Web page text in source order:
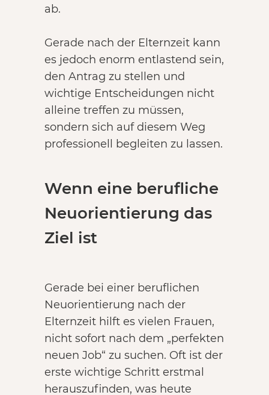
ab.
Gerade nach der Elternzeit kann
es jedoch enorm entlastend sein,
den Antrag zu stellen und
wichtige Entscheidungen nicht
alleine treffen zu müssen,
sondern sich auf diesem Weg
professionell begleiten zu lassen.
Wenn eine berufliche
Neuorientierung das
Ziel ist
Gerade bei einer beruflichen
Neuorientierung nach der
Elternzeit hilft es vielen Frauen,
nicht sofort nach dem „perfekten
neuen Job“ zu suchen. Oft ist der
erste wichtige Schritt erstmal
herauszufinden, was heute